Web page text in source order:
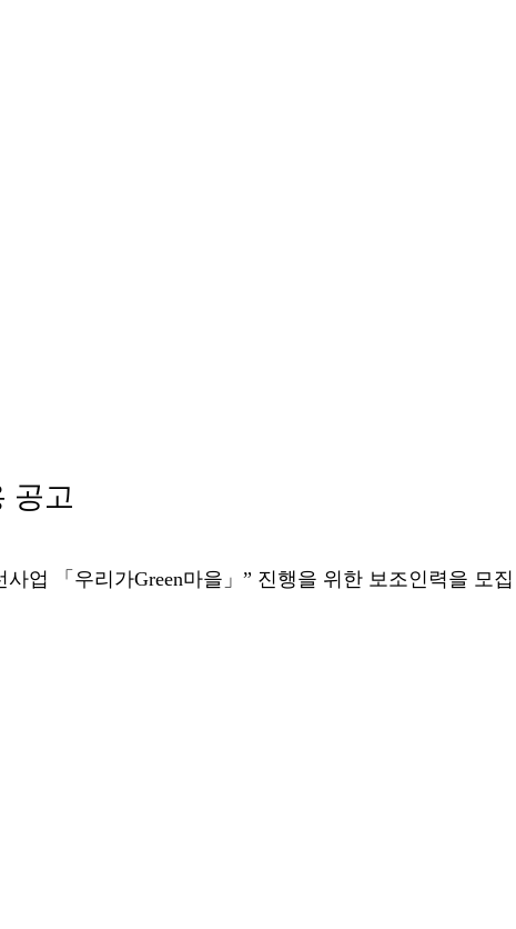
공고
사업 「 우리가Green마을 」 ” 진행을 위한 보조인력을 모집